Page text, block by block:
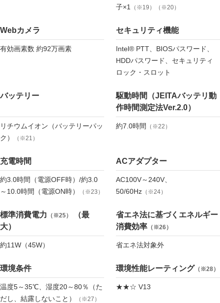
子×1 （※19）（※20）
Webカメラ
有効画素数 約92万画素
セキュリティ機能
Intel® PTT、BIOSパスワード、
HDDパスワード、セキュリティ
ロック・スロット
バッテリー
リチウムイオン（バッテリーパッ
ク）
（※21）
駆動時間（JEITAバッテリ動
作時間測定法Ver.2.0）
約7.0時間 （※22）
充電時間
約3.0時間（電源OFF時）/約3.0
～10.0時間（電源ON時）
（※23）
ACアダプター
AC100V～240V、
50/60Hz （※24）
標準消費電力 （※25）
（最
大）
約11W（45W）
省エネ法に基づくエネルギー
消費効率 （※26）
省エネ法対象外
環境条件
温度5～35℃、湿度20～80％（た
だし、結露しないこと）
（※27）
環境性能レーティング （※28）
★★☆ V13